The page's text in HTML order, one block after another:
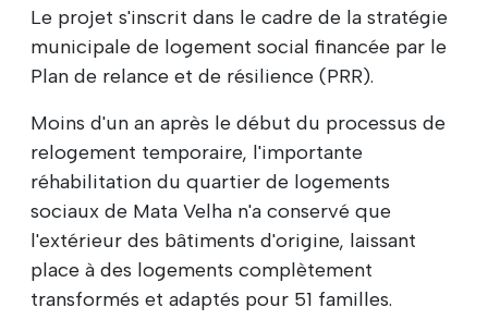
Le projet s'inscrit dans le cadre de la stratégie
municipale de logement social financée par le
Plan de relance et de résilience (PRR).
Moins d'un an après le début du processus de
relogement temporaire, l'importante
réhabilitation du quartier de logements
sociaux de Mata Velha n'a conservé que
l'extérieur des bâtiments d'origine, laissant
place à des logements complètement
transformés et adaptés pour 51 familles.